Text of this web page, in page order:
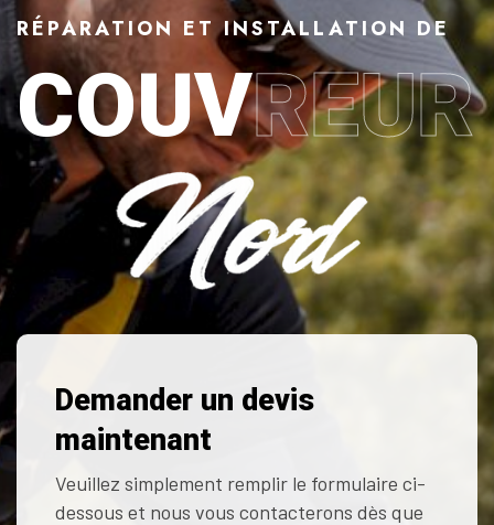
RÉPARATION ET INSTALLATION DE
Couvreur Denain (59220) :
COUVREUR
Demander un devis
maintenant
Veuillez simplement remplir le formulaire ci-
dessous et nous vous contacterons dès que